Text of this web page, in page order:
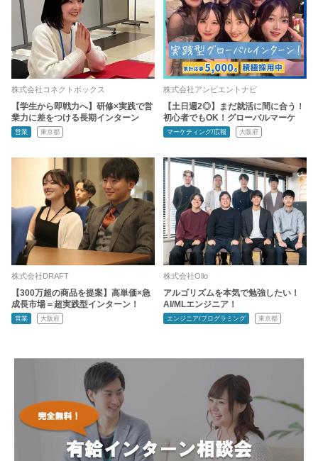
株式会社コネクトボックス
【学生から即戦力へ】研修×実践で営
業力に差をつける長期インターン
営業 東京都
株式会社アンビエントナビ
【土日週2◎】まだ就活に間に合う！
初心者でもOK！グローバルマーケ
マーケティング/広報 大阪府
株式会社DRAFT
【300万超の商品を提案】高単価×急
成長市場＝超実践型インターン！
営業 大阪府
株式会社Ollo
アルゴリズムを本気で勉強したい！
AI/MLエンジニア！
エンジニア/プログラミング 東京都